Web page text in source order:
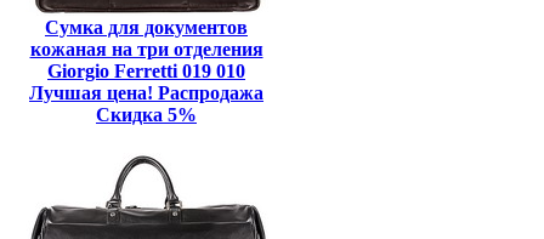
Сумка для документов
кожаная на три отделения
Giorgio Ferretti 019 010
Лучшая цена! Распродажа
Скидка 5%